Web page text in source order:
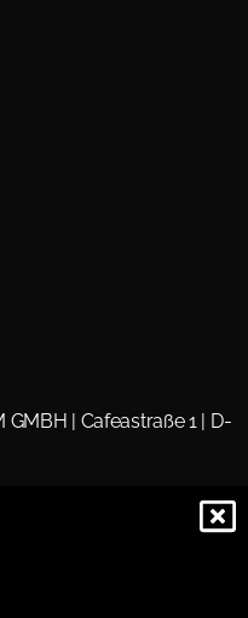
GMBH | Cafeastraße 1 | D-